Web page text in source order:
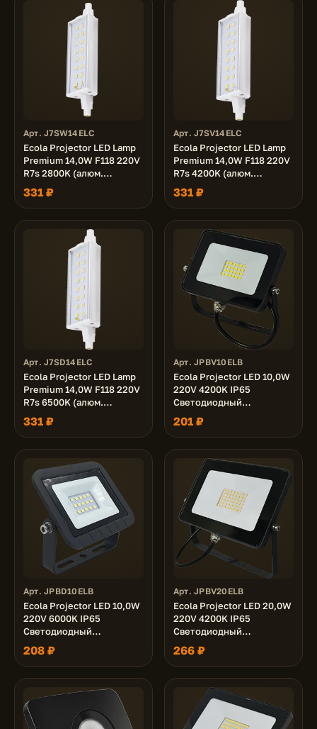
Арт. J7SW14ELC
Ecola Projector LED Lamp
Premium 14,0W F118 220V
R7s 2800K (алюм.
радиатор) 118x20x32
331 ₽
Арт. J7SV14ELC
Ecola Projector LED Lamp
Premium 14,0W F118 220V
R7s 4200K (алюм.
радиатор) 118x20x32
331 ₽
Арт. J7SD14ELC
Ecola Projector LED Lamp
Premium 14,0W F118 220V
R7s 6500K (алюм.
радиатор) 118x20x32
331 ₽
Арт. JPBV10ELB
Ecola Projector LED 10,0W
220V 4200K IP65
Светодиодный
Прожектор тонкий
Черный 72x56x21
201 ₽
Арт. JPBD10ELB
Ecola Projector LED 10,0W
220V 6000K IP65
Светодиодный
Прожектор тонкий
Черный 100x80x30
208 ₽
Арт. JPBV20ELB
Ecola Projector LED 20,0W
220V 4200K IP65
Светодиодный
Прожектор тонкий
Черный 125x95x30
266 ₽